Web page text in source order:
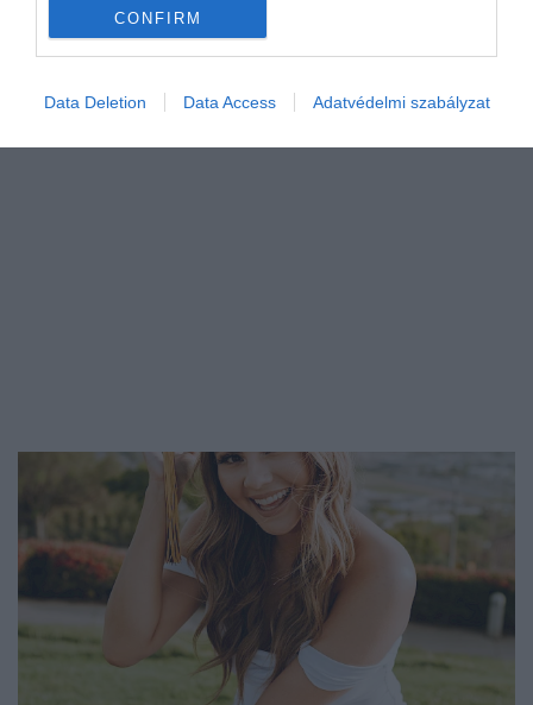
CONFIRM
Data Deletion Data Access Adatvédelmi szabályzat
Július utolsó hétvégéjén 40. alkalommal bőgnek fel a motorok a
Hungaroringen, az érdeklődés viszont változatlan. Péntekre és
szombatra még találhatunk jegyeket, a vasárnap azonban már